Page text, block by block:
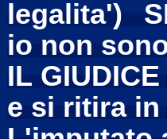
legalita')
io non
IL
e si ritira